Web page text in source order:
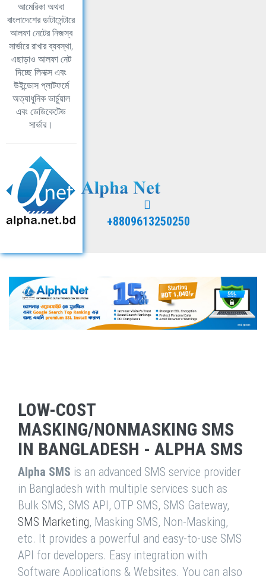
আমেরিকা অথবা
বাংলাদেশের ডাটাসেন্টারে
আলফা নেটের নিজস্ব
সার্ভারে রাখার ব্যবস্থা,
এছাড়াও আলফা নেট
দিচ্ছে লিনাক্স এবং
উইন্ডোস প্লাটফর্মে
অত্যাধুনিক ভার্চুয়াল
এবং ডেডিকেটেড
সার্ভার।
+8809613250250
LOW-COST
MASKING/NONMASKING SMS
IN BANGLADESH - ALPHA SMS
Alpha SMS is an advanced SMS service provider
in Bangladesh with multiple services such as
Bulk SMS, SMS API, OTP SMS, SMS Gateway,
SMS Marketing, Masking SMS, Non-Masking,
etc. It provides a powerful and easy-to-use SMS
API for developers. Easy integration with
Software Applications & Websites. You can also